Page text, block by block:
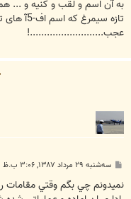
به آن اسم و لقب و کنیه و ...
تازه سیمرغ که اسم اف-5آ های تغییر یافته به اف-5بی هست که!
عجب..........................!
ت
سه‌شنبه ۲۹ مرداد ۱۳۸۷, ۳:۰۶ ب.ظ
نميدونم چي بگم وقتي